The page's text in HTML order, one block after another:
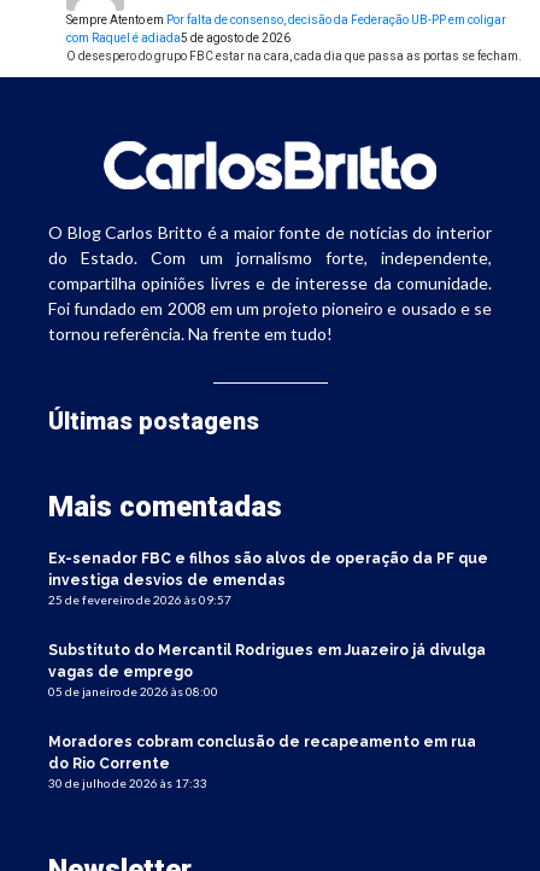
Sempre Atentoem Por falta de consenso, decisão da Federação UB-PP em coligar
com Raquel é adiada5 de agosto de 2026
O desespero do grupo FBC estar na cara, cada dia que passa as portas se fecham.
O Blog Carlos Britto é a maior fonte de notícias do interior
do Estado. Com um jornalismo forte, independente,
compartilha opiniões livres e de interesse da comunidade.
Foi fundado em 2008 em um projeto pioneiro e ousado e se
tornou referência. Na frente em tudo!
Últimas postagens
Mais comentadas
Ex-senador FBC e filhos são alvos de operação da PF que
investiga desvios de emendas
25 de fevereiro de 2026 às 09:57
Substituto do Mercantil Rodrigues em Juazeiro já divulga
vagas de emprego
05 de janeiro de 2026 às 08:00
Moradores cobram conclusão de recapeamento em rua
do Rio Corrente
30 de julho de 2026 às 17:33